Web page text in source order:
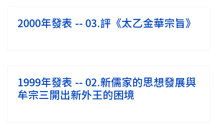
2000年發表 -- 03.評《太乙金華宗旨》
1999年發表 -- 02.新儒家的思想發展與
牟宗三開出新外王的困境